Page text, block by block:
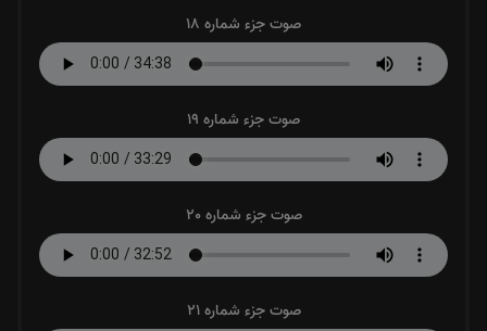
صوت جزء شماره 18
صوت جزء شماره 19
صوت جزء شماره 20
صوت جزء شماره 21